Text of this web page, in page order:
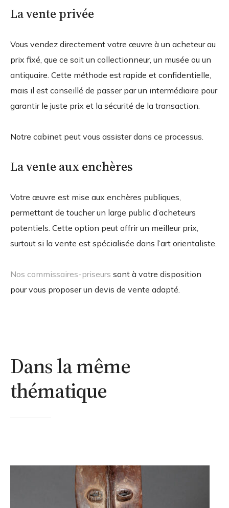
La vente privée
Vous vendez directement votre œuvre à un acheteur au
prix fixé, que ce soit un collectionneur, un musée ou un
antiquaire. Cette méthode est rapide et confidentielle,
mais il est conseillé de passer par un intermédiaire pour
garantir le juste prix et la sécurité de la transaction.
Notre cabinet peut vous assister dans ce processus.
La vente aux enchères
Votre œuvre est mise aux enchères publiques,
permettant de toucher un large public d’acheteurs
potentiels. Cette option peut offrir un meilleur prix,
surtout si la vente est spécialisée dans l’art orientaliste.
Nos commissaires-priseurs sont à votre disposition
pour vous proposer un devis de vente adapté.
Dans la même
thématique